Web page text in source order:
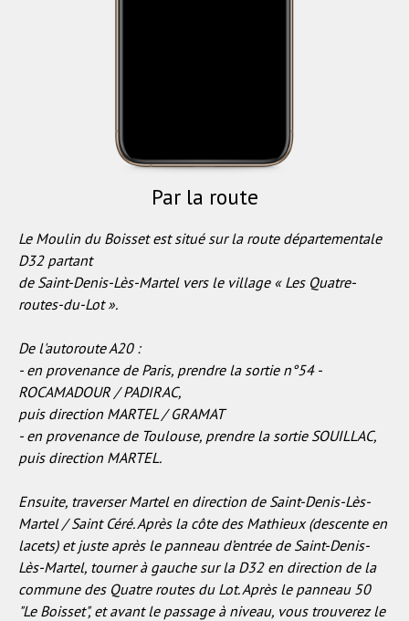
Par la route
Le Moulin du Boisset est situé sur la route départementale
D32 partant
de Saint-Denis-Lès-Martel vers le village « Les Quatre-
routes-du-Lot ».
De l'autoroute A20 :
- en provenance de Paris, prendre la sortie n°54 -
ROCAMADOUR / PADIRAC,
puis direction MARTEL / GRAMAT
- en provenance de Toulouse, prendre la sortie SOUILLAC,
puis direction MARTEL.
Ensuite, traverser Martel en direction de Saint-Denis-Lès-
Martel / Saint Céré. Après la côte des Mathieux (descente en
lacets) et juste après le panneau d’entrée de Saint-Denis-
Lès-Martel, tourner à gauche sur la D32 en direction de la
commune des Quatre routes du Lot. Après le panneau 50
"Le Boisset", et avant le passage à niveau, vous trouverez le